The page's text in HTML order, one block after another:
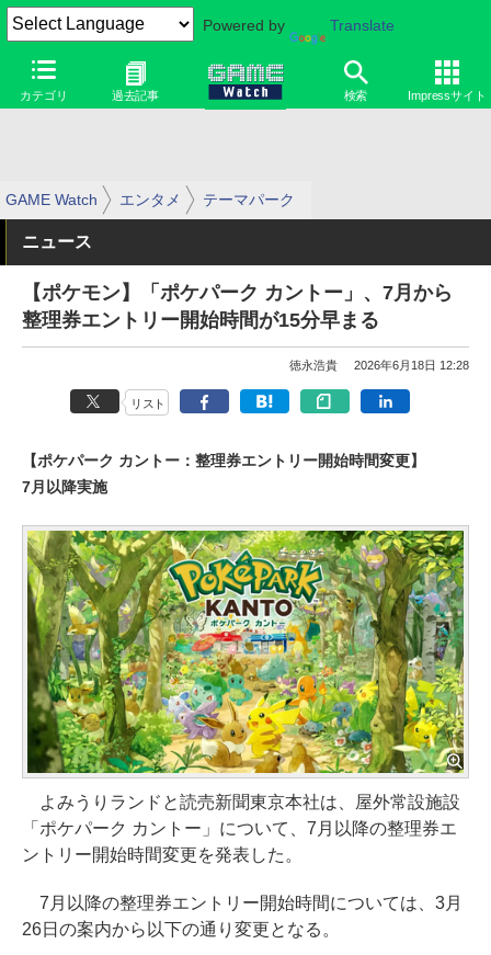
Powered by Translate
カテゴリ 過去記事 検索 Impressサイト
GAME Watch エンタメ テーマパーク
ニュース
【ポケモン】「ポケパーク カントー」、7月から
整理券エントリー開始時間が15分早まる
徳永浩貴 2026年6月18日 12:28
リスト
【ポケパーク カントー：整理券エントリー開始時間変更】
7月以降実施
よみうりランドと読売新聞東京本社は、屋外常設施設
「ポケパーク カントー」について、7月以降の整理券エ
ントリー開始時間変更を発表した。
7月以降の整理券エントリー開始時間については、3月
26日の案内から以下の通り変更となる。